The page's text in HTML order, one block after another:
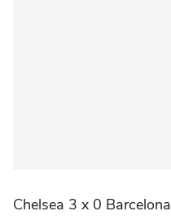
Chelsea 3 x 0 Barcelona